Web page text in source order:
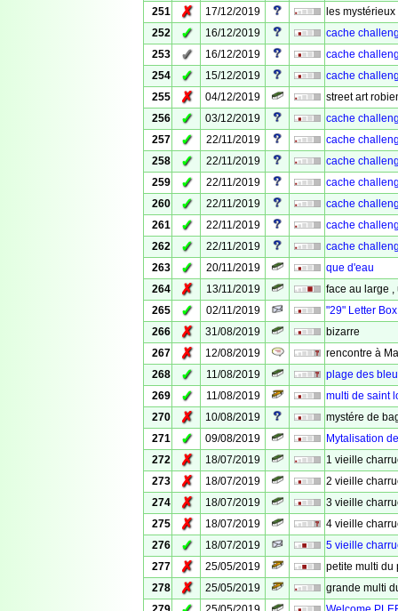
251
✗ 17/12/2019
les
252
✓ 16/12/2019
cache
253
✓ 16/12/2019
cache
254
✓ 15/12/2019
cache
255
✗ 04/12/2019
street art
256
✓ 03/12/2019
cache
257
✓ 22/11/2019
cache
258
✓ 22/11/2019
cache
259
✓ 22/11/2019
cache
260
✓ 22/11/2019
cache
261
✓ 22/11/2019
cache
262
✓ 22/11/2019
cache
263
✓ 20/11/2019
que d'eau
264
✗ 13/11/2019
face au large ,
265
✓ 02/11/2019
"29" Letter
266
✗ 31/08/2019
bizarre
267
✗ 12/08/2019
rencontre à
268
✓ 11/08/2019
plage des
269
✓ 11/08/2019
multi de saint
270
✗ 10/08/2019
mystére de
271
✓ 09/08/2019
Mytalisation
272
✗ 18/07/2019
1 vieille
273
✗ 18/07/2019
2 vieille
274
✗ 18/07/2019
3 vieille
275
✗ 18/07/2019
4 vieille
276
✓ 18/07/2019
5 vieille
277
✗ 25/05/2019
petite multi du
278
✗ 25/05/2019
grande multi